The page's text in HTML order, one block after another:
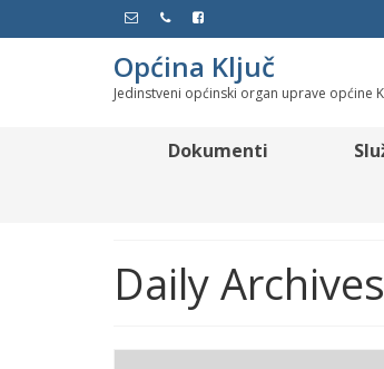
Općina Ključ
Jedinstveni općinski organ uprave općine
Dokumenti
Daily